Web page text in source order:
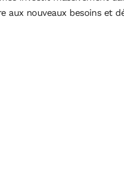
aux nouveaux besoins et